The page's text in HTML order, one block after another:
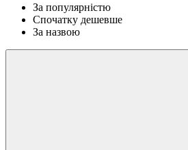
За популярністю
Спочатку дешевше
За назвою